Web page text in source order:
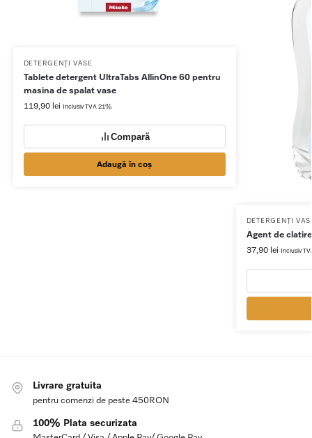
DETERGENȚI VASE
Tablete detergent UltraTabs AllinOne 60 pentru
masina de spalat vase
119,90 lei Inclusiv TVA 21%
Compară
Adaugă în coș
DETERGENȚI
Agent de
37,90 lei Inclusiv
Livrare gratuita
pentru comenzi de peste 450RON
100% Plata securizata